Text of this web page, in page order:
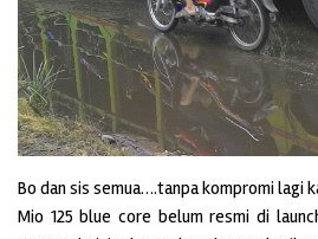
Bo dan sis semua….tanpa kompromi lagi
Mio 125 blue core belum resmi di